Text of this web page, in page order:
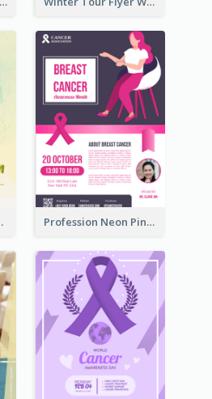
Of Forest Profession Neon Pink Flyer Ribbon Design Template